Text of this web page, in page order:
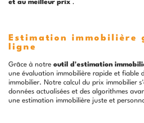
et au meilleur prix .
Estimation immobilière
ligne
Grâce à notreoutil d'estimation
une évaluation immobilière rapide et fiable
immobilier. Notre calcul du prix immobilier
données actualisées et des algorithmes
une estimation immobilière juste et